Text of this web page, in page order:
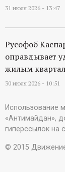
31 июля 2026 - 13:47
Русофоб
оправдывает
жилым
30 июля 2026 - 10:51
Использование
«Антимайдан»,
гиперссылок на
© 2015